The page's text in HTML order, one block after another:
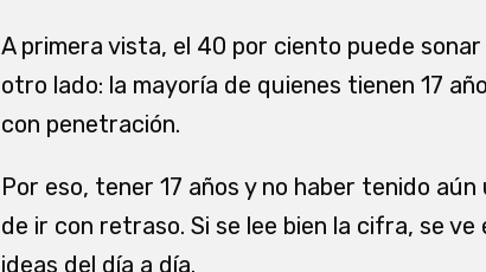
A primera vista, el 40 por ciento puede
otro lado: la mayoría de quienes tienen 17
con penetración.
Por eso, tener 17 años y no haber tenido
de ir con retraso. Si se lee bien la cifra, se
ideas del día a día.